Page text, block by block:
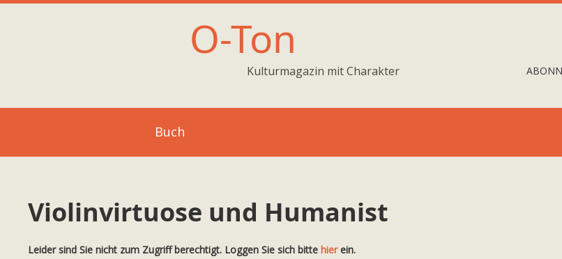
O-Ton
Kulturmagazin mit Charakter
Buch
Violinvirtuose und Humanist
Leider sind Sie nicht zum Zugriff berechtigt. Loggen Sie sich bitte hierein.